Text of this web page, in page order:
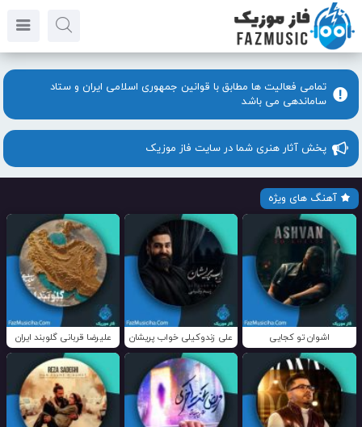
تمامی فعالیت ها مطابق با قوانین جمهوری اسلامی ایران و ستاد
ساماندهی می باشد
پخش آثار هنری شما در سایت فاز موزیک
آهنگ های ویژه
اشوان تو کجایی علی زندوکیلی خواب پریشان علیرضا قربانی گلوبند ایران